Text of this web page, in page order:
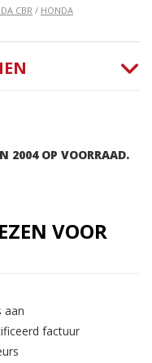
CBR / HONDA
2004 OP VOORRAAD.
VOOR
aan
factuur